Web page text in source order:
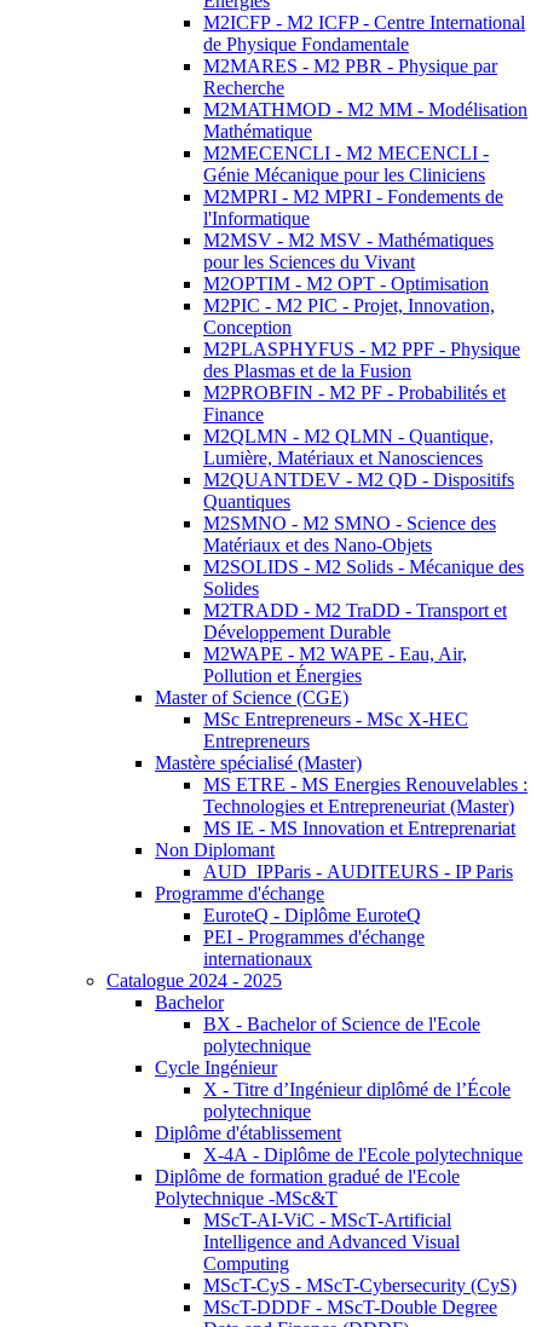
M2ICFP - M2 ICFP - Centre International
de Physique Fondamentale
M2MARES - M2 PBR - Physique par
Recherche
M2MATHMOD - M2 MM - Modélisation
Mathématique
M2MECENCLI - M2 MECENCLI -
Génie Mécanique pour les Cliniciens
M2MPRI - M2 MPRI - Fondements de
l'Informatique
M2MSV - M2 MSV - Mathématiques
pour les Sciences du Vivant
M2OPTIM - M2 OPT - Optimisation
M2PIC - M2 PIC - Projet, Innovation,
Conception
M2PLASPHYFUS - M2 PPF - Physique
des Plasmas et de la Fusion
M2PROBFIN - M2 PF - Probabilités et
Finance
M2QLMN - M2 QLMN - Quantique,
Lumière, Matériaux et Nanosciences
M2QUANTDEV - M2 QD - Dispositifs
Quantiques
M2SMNO - M2 SMNO - Science des
Matériaux et des Nano-Objets
M2SOLIDS - M2 Solids - Mécanique des
Solides
M2TRADD - M2 TraDD - Transport et
Développement Durable
M2WAPE - M2 WAPE - Eau, Air,
Pollution et Énergies
Master of Science (CGE)
MSc Entrepreneurs - MSc X-HEC
Entrepreneurs
Mastère spécialisé (Master)
MS ETRE - MS Energies Renouvelables :
Technologies et Entrepreneuriat (Master)
MS IE - MS Innovation et Entreprenariat
Non Diplomant
AUD_IPParis - AUDITEURS - IP Paris
Programme d'échange
EuroteQ - Diplôme EuroteQ
PEI - Programmes d'échange
internationaux
Catalogue 2024 - 2025
Bachelor
BX - Bachelor of Science de l'Ecole
polytechnique
Cycle Ingénieur
X - Titre d’Ingénieur diplômé de l’École
polytechnique
Diplôme d'établissement
X-4A - Diplôme de l'Ecole polytechnique
Diplôme de formation gradué de l'Ecole
Polytechnique -MSc&T
MScT-AI-ViC - MScT-Artificial
Intelligence and Advanced Visual
Computing
MScT-CyS - MScT-Cybersecurity (CyS)
MScT-DDDF - MScT-Double Degree